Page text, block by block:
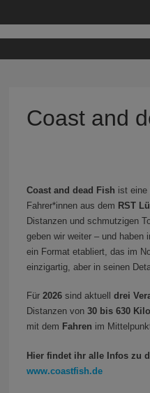
Coast and
Coast and dead Fish ist eine
Fahrer*innen aus dem RST
Distanzen und schmutzigen
geben wir weiter – und haben
ein Format etabliert, das im
einzigartig, aber in seinen
Für 2026sind aktuell drei
Distanzen von 30 bis 630
mit dem Fahren im
Hier findet ihr alle Infos zu
www.coastfish.de